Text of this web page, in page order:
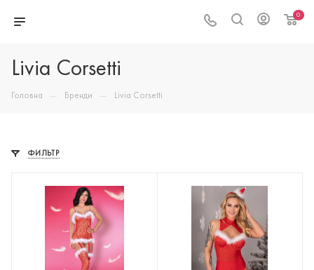
0
Livia Corsetti
Головна — Бренди — Livia Corsetti
ФИЛЬТР